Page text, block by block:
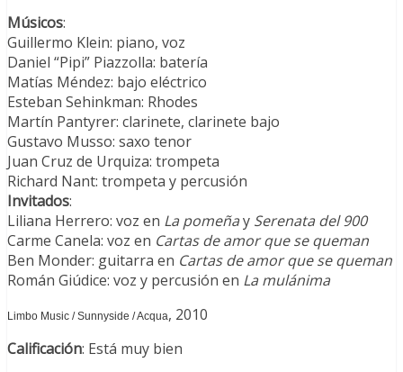
Músicos:
Guillermo Klein: piano, voz
Daniel “Pipi” Piazzolla: batería
Matías Méndez: bajo eléctrico
Esteban Sehinkman: Rhodes
Martín Pantyrer: clarinete, clarinete bajo
Gustavo Musso: saxo tenor
Juan Cruz de Urquiza: trompeta
Richard Nant: trompeta y percusión
Invitados:
Liliana Herrero: voz en La pomeñay Serenata del 900
Carme Canela: voz en Cartas de amor que se queman
Ben Monder: guitarra en Cartas de amor que se queman
Román Giúdice: voz y percusión en La mulánima
Limbo Music / Sunnyside / Acqua, 2010
Calificación: Está muy bien